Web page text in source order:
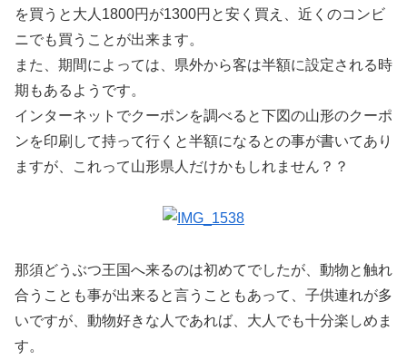
を買うと大人1800円が1300円と安く買え、近くのコンビ
ニでも買うことが出来ます。
また、期間によっては、県外から客は半額に設定される時
期もあるようです。
インターネットでクーポンを調べると下図の山形のクーポ
ンを印刷して持って行くと半額になるとの事が書いてあり
ますが、これって山形県人だけかもしれません？？
那須どうぶつ王国へ来るのは初めてでしたが、動物と触れ
合うことも事が出来ると言うこともあって、子供連れが多
いですが、動物好きな人であれば、大人でも十分楽しめま
す。